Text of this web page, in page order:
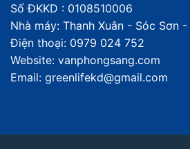
Số ĐKKD : 0108510006
Nhà máy: Thanh Xuân - Sóc Sơn
Điện thoại: 0979 024 752
Website: vanphongsang.com
Email: greenlifekd@gmail.com